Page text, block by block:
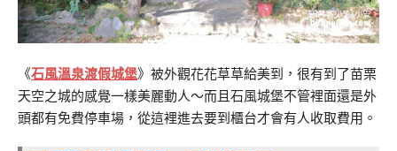
《石風溫泉渡假城堡》被外觀花花草草給美到，很有到了苗栗
天空之城的感覺一樣美麗動人～而且石風城堡不管裡面還是外
頭都有免費停車場，從這裡進去要到櫃台才會有人收取費用。